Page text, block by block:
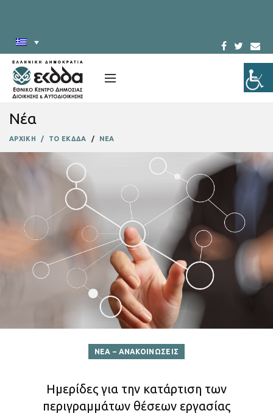
Νέα
ΑΡΧΙΚΗ ΤΟ ΕΚΔΔΑ ΝΕΑ
ΝΕΑ – ΑΝΑΚΟΙΝΩΣΕΙΣ
Ημερίδες για την κατάρτιση των
περιγραμμάτων θέσεων εργασίας